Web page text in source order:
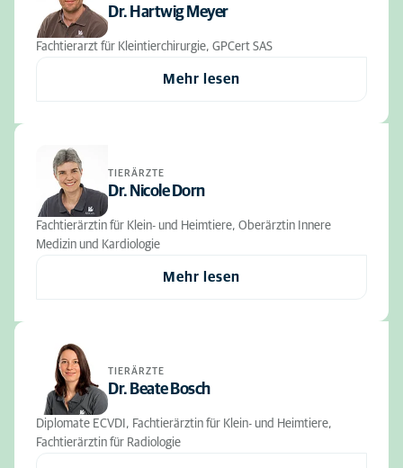
Dr. Hartwig Meyer
Fachtierarzt für Kleintierchirurgie, GPCert SAS
Mehr lesen
TIERÄRZTE
Dr. Nicole Dorn
Fachtierärztin für Klein- und Heimtiere, Oberärztin Innere
Medizin und Kardiologie
Mehr lesen
TIERÄRZTE
Dr. Beate Bosch
Diplomate ECVDI, Fachtierärztin für Klein- und Heimtiere,
Fachtierärztin für Radiologie